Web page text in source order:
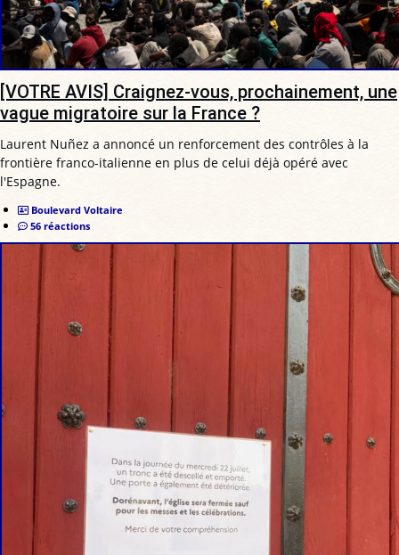
[VOTRE AVIS] Craignez-vous, prochainement, une
vague migratoire sur la France ?
Laurent Nuñez a annoncé un renforcement des contrôles à la
frontière franco-italienne en plus de celui déjà opéré avec
l'Espagne.
Boulevard Voltaire
56 réactions